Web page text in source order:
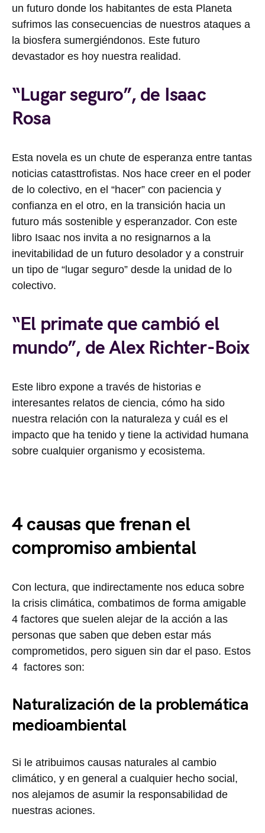
un futuro donde los habitantes de esta Planeta
sufrimos las consecuencias de nuestros ataques a
la biosfera sumergiéndonos. Este futuro
devastador es hoy nuestra realidad.
“Lugar seguro”, de Isaac
Rosa
Esta novela es un chute de esperanza entre tantas
noticias catasttrofistas. Nos hace creer en el poder
de lo colectivo, en el “hacer” con paciencia y
confianza en el otro, en la transición hacia un
futuro más sostenible y esperanzador. Con este
libro Isaac nos invita a no resignarnos a la
inevitabilidad de un futuro desolador y a construir
un tipo de “lugar seguro” desde la unidad de lo
colectivo.
“El primate que cambió el
mundo”, de Alex Richter-Boix
Este libro expone a través de historias e
interesantes relatos de ciencia, cómo ha sido
nuestra relación con la naturaleza y cuál es el
impacto que ha tenido y tiene la actividad humana
sobre cualquier organismo y ecosistema.
4 causas que frenan el
compromiso ambiental
Con lectura, que indirectamente nos educa sobre
la crisis climática, combatimos de forma amigable
4 factores que suelen alejar de la acción a las
personas que saben que deben estar más
comprometidos, pero siguen sin dar el paso. Estos
4 factores son:
Naturalización de la problemática
medioambiental
Si le atribuimos causas naturales al cambio
climático, y en general a cualquier hecho social,
nos alejamos de asumir la responsabilidad de
nuestras aciones.